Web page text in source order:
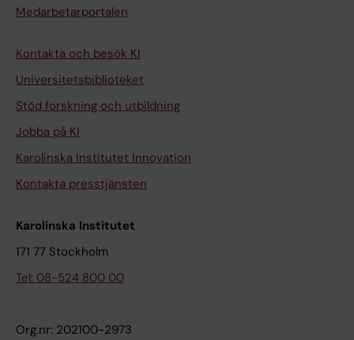
Medarbetarportalen
Kontakta och besök KI
Universitetsbiblioteket
Stöd forskning och utbildning
Jobba på KI
Karolinska Institutet Innovation
Kontakta presstjänsten
Karolinska Institutet
171 77 Stockholm
Tel: 08-524 800 00
Org.nr: 202100-2973